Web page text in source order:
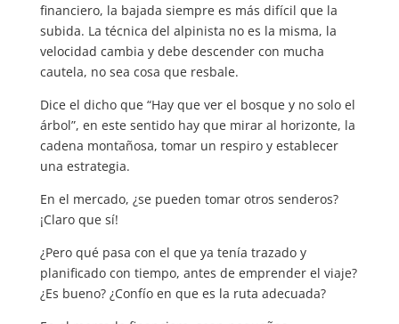
financiero, la bajada siempre es más difícil que la
subida. La técnica del alpinista no es la misma, la
velocidad cambia y debe descender con mucha
cautela, no sea cosa que resbale.
Dice el dicho que “Hay que ver el bosque y no solo el
árbol”, en este sentido hay que mirar al horizonte, la
cadena montañosa, tomar un respiro y establecer
una estrategia.
En el mercado, ¿se pueden tomar otros senderos?
¡Claro que sí!
¿Pero qué pasa con el que ya tenía trazado y
planificado con tiempo, antes de emprender el viaje?
¿Es bueno? ¿Confío en que es la ruta adecuada?